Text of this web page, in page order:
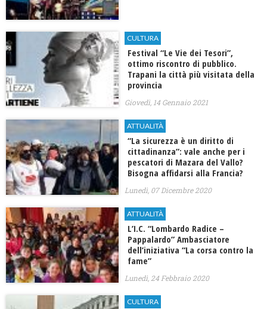
CULTURA
Festival “Le Vie dei Tesori”,
ottimo riscontro di pubblico.
Trapani la città più visitata della
provincia
Giovedì, 14 Gennaio 2021
ATTUALITÀ
“La sicurezza è un diritto di
cittadinanza”: vale anche per i
pescatori di Mazara del Vallo?
Bisogna affidarsi alla Francia?
Lunedì, 07 Dicembre 2020
ATTUALITÀ
L’I.C. “Lombardo Radice –
Pappalardo” Ambasciatore
dell’iniziativa “La corsa contro la
fame”
Lunedì, 24 Febbraio 2020
CULTURA